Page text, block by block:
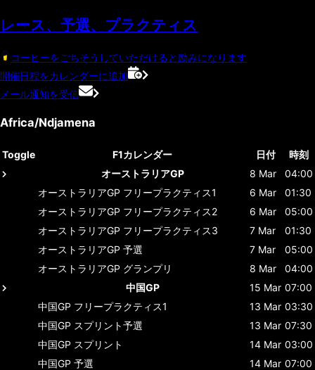
レース、予選、プラクティス
コーヒーをごちそうしていただけると励みになります
開催日程をカレンダーに追加
メール通知を受信
Africa/Ndjamena
Toggle F1カレンダー 日付
時刻
オーストラリアGP
8 Mar
04:00
オーストラリアGP フリープラクティス1 6 Mar
01:30
オーストラリアGP フリープラクティス2 6 Mar
05:00
オーストラリアGP フリープラクティス3 7 Mar
01:30
オーストラリアGP 予選 7 Mar
05:00
オーストラリアGP グランプリ 8 Mar
04:00
中国GP
15 Mar 07:00
中国GP フリープラクティス1 13 Mar 03:30
中国GP スプリント予選 13 Mar 07:30
中国GP スプリント 14 Mar 03:00
中国GP 予選 14 Mar 07:00